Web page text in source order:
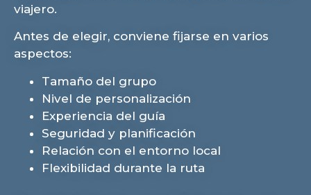
viajero.
Antes de elegir, conviene fijarse en varios
aspectos:
Tamaño del grupo
Nivel de personalización
Experiencia del guía
Seguridad y planificación
Relación con el entorno local
Flexibilidad durante la ruta